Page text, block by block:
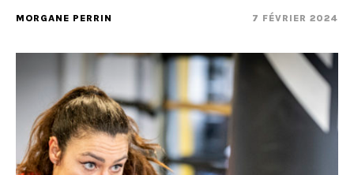
MORGANE PERRIN 7 FÉVRIER 2024